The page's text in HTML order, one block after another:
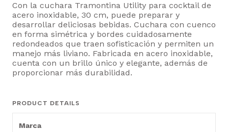
Con la cuchara Tramontina Utility para cocktail de
acero inoxidable, 30 cm, puede preparar y
desarrollar deliciosas bebidas. Cuchara con cuenco
en forma simétrica y bordes cuidadosamente
redondeados que traen sofisticación y permiten un
manejo más liviano. Fabricada en acero inoxidable,
cuenta con un brillo único y elegante, además de
proporcionar más durabilidad.
PRODUCT DETAILS
Marca